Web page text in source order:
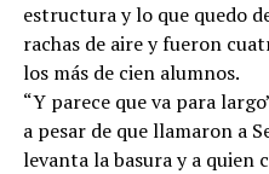
estructura y lo que quedo
rachas de aire y fueron
los más de cien alumnos.
“Y parece que va para
a pesar de que llamaron a
levanta la basura y a quien